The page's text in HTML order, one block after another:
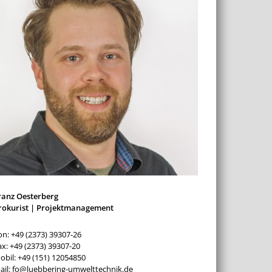
Oesterberg
| Projektmanagement
+49 (2373) 39307-26
+49 (2373) 39307-20
+49 (151) 12054850
fo@luebbering-umwelttechnik.de